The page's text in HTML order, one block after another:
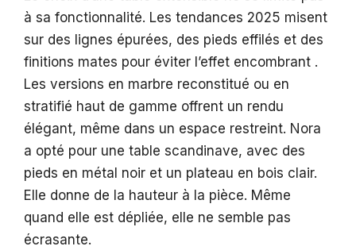
à sa fonctionnalité. Les tendances 2025 misent
sur des lignes épurées, des pieds effilés et des
finitions mates pour éviter l’effet encombrant .
Les versions en marbre reconstitué ou en
stratifié haut de gamme offrent un rendu
élégant, même dans un espace restreint. Nora
a opté pour une table scandinave, avec des
pieds en métal noir et un plateau en bois clair.
Elle donne de la hauteur à la pièce. Même
quand elle est dépliée, elle ne semble pas
écrasante.